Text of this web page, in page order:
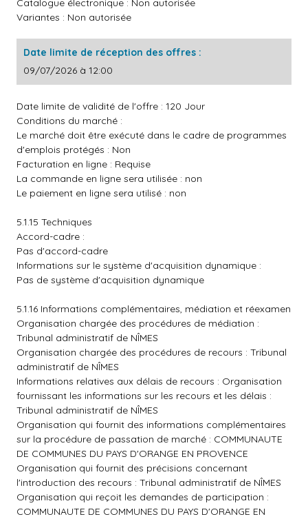
Catalogue électronique : Non autorisée
Variantes : Non autorisée
Date limite de réception des offres :
09/07/2026 à 12:00
Date limite de validité de l'offre : 120 Jour
Conditions du marché :
Le marché doit être exécuté dans le cadre de programmes
d'emplois protégés : Non
Facturation en ligne : Requise
La commande en ligne sera utilisée : non
Le paiement en ligne sera utilisé : non
5.1.15 Techniques
Accord-cadre :
Pas d'accord-cadre
Informations sur le système d'acquisition dynamique :
Pas de système d'acquisition dynamique
5.1.16 Informations complémentaires, médiation et réexamen
Organisation chargée des procédures de médiation :
Tribunal administratif de NÎMES
Organisation chargée des procédures de recours : Tribunal
administratif de NÎMES
Informations relatives aux délais de recours : Organisation
fournissant les informations sur les recours et les délais :
Tribunal administratif de NÎMES
Organisation qui fournit des informations complémentaires
sur la procédure de passation de marché : COMMUNAUTE
DE COMMUNES DU PAYS D'ORANGE EN PROVENCE
Organisation qui fournit des précisions concernant
l'introduction des recours : Tribunal administratif de NÎMES
Organisation qui reçoit les demandes de participation :
COMMUNAUTE DE COMMUNES DU PAYS D'ORANGE EN